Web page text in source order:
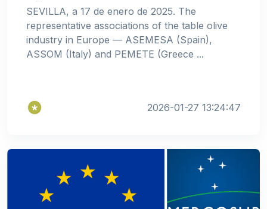
SEVILLA, a 17 de enero de 2025. The
representative associations of the table olive
industry in Europe — ASEMESA (Spain),
ASSOM (Italy) and PEMETE (Greece ...
2026-01-27 13:24:47